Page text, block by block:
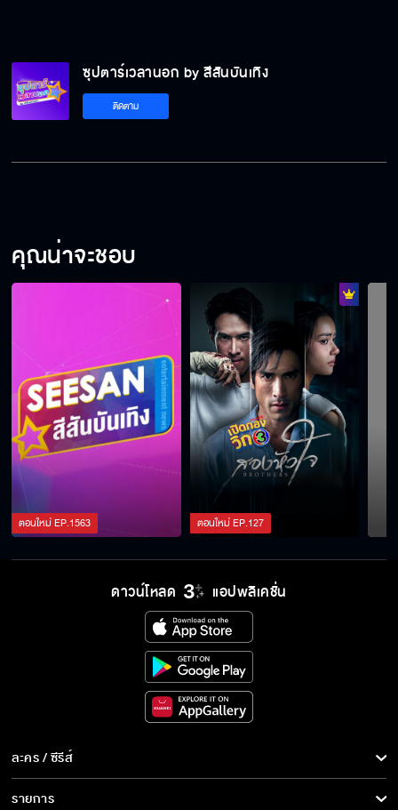
ซุปตาร์เวลานอก by สีสันบันเทิง
ติดตาม
คุณน่าจะชอบ
ตอนใหม่EP.1563 ตอนใหม่EP.127
ดาวน์โหลด แอปพลิเคชั่น
ละคร / ซีรีส์
ละคร/ซีรีส์
รายการ